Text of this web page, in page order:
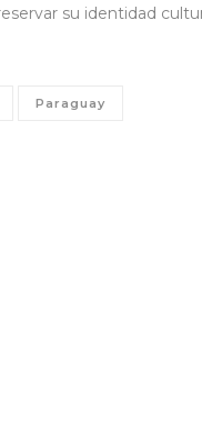
su identidad
Paraguay